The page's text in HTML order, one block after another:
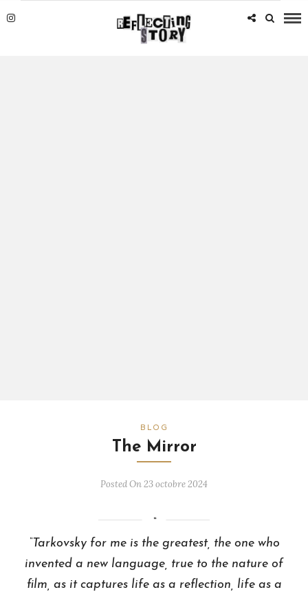
BLOG
The Mirror
Posted On 23 octobre 2024
“Tarkovsky for me is the greatest, the one who
invented a new language, true to the nature of
film, as it captures life as a reflection, life as a